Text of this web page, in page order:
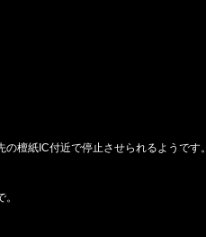
檀紙IC付近で停止させられるようです。